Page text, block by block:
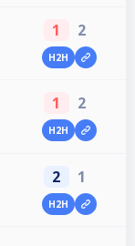
1 2
H2H
1 2
H2H
2 1
H2H